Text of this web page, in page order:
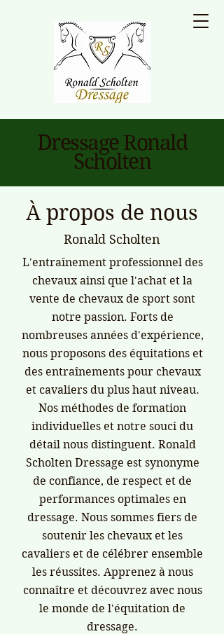
Dressage Ronald
Scholten
À propos de nous
Ronald Scholten
L'entraînement professionnel des
chevaux ainsi que l'achat et la
vente de chevaux de sport sont
notre passion. Forts de
nombreuses années d'expérience,
nous proposons des équitations et
des entraînements pour chevaux
et cavaliers du plus haut niveau.
Nos méthodes de formation
individuelles et notre souci du
détail nous distinguent. Ronald
Scholten Dressage est synonyme
de confiance, de respect et de
performances optimales en
dressage. Nous sommes fiers de
soutenir les chevaux et les
cavaliers et de célébrer ensemble
les réussites. Apprenez à nous
connaître et découvrez avec nous
le monde de l'équitation de
dressage.